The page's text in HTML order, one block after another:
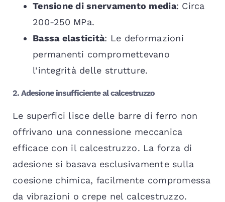
Tensione di snervamento media: Circa
200-250 MPa.
Bassa elasticità: Le deformazioni
permanenti compromettevano
l’integrità delle strutture.
2. Adesione insufficiente al calcestruzzo
Le superfici lisce delle barre di ferro non
offrivano una connessione meccanica
efficace con il calcestruzzo. La forza di
adesione si basava esclusivamente sulla
coesione chimica, facilmente compromessa
da vibrazioni o crepe nel calcestruzzo.